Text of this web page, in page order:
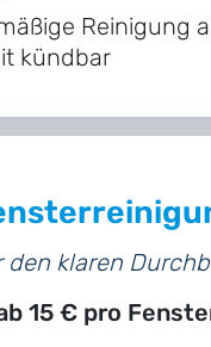
Reinigung
kündbar
den klaren
15 € pro